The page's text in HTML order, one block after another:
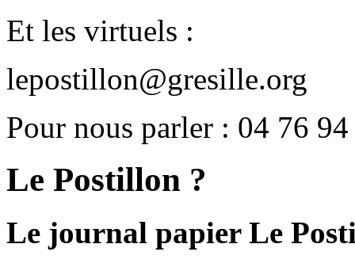
Et les virtuels :
lepostillon@gresille.org
Pour nous parler : 04 76
Le Postillon ?
Le journal papier Le